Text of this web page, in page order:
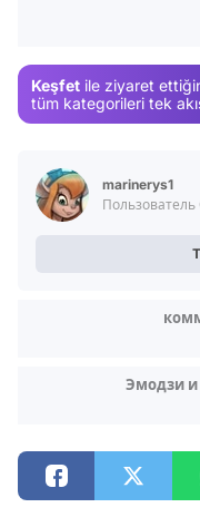
Keşfet ile ziyaret
tüm kategorileri tek
marinerys1
Эмодзи